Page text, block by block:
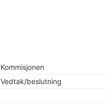
Kommisjonen
Vedtak/beslutning